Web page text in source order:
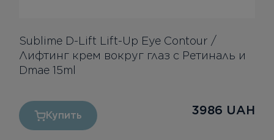
Sublime D-Lift Lift-Up Eye Contour /
Лифтинг крем вокруг глаз с Ретиналь и
Dmae 15ml
3986 UAH
Купить